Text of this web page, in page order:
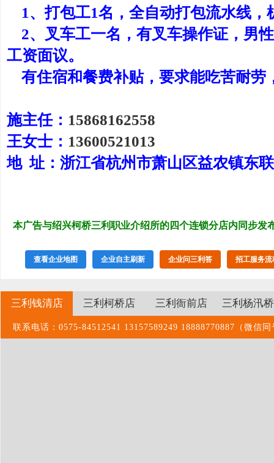
1、打包工1名，全自动打包流水线，
2、叉车工一名，有叉车操作证，男
工资面议。
有住宿和餐费补贴，要求能吃苦耐劳
施主任： 15868162558
王女士： 13600521013
地 址：浙江省杭州市萧山区益农镇东
本广告与绍兴柯桥三利职业介绍所的四个连锁分店内同步发
查看企业地图 企业自主刷新 企业问三利答 招工服务流
三利钱清店 三利柯桥店 三利衙前店 三利杨汛
联系电话：0575-84512541 13157589249 18888770887（微信